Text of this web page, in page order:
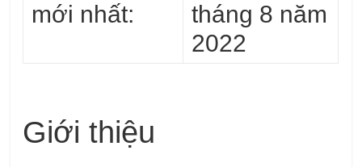
mới nhất:
tháng 8 năm
2022
Giới thiệu